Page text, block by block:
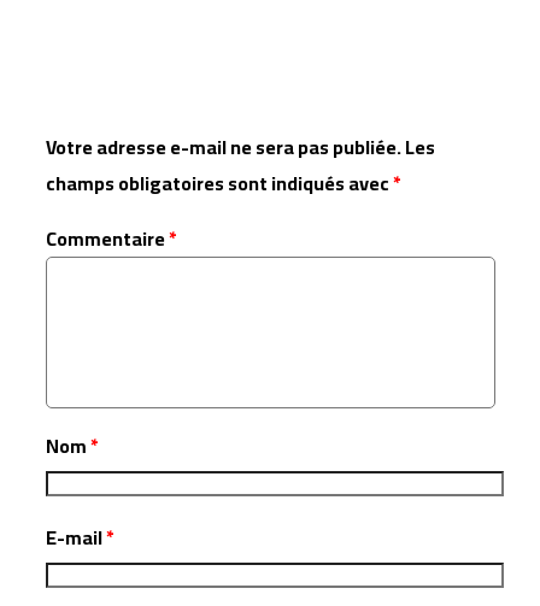
Votre adresse e-mail ne sera pas publiée.Les
champs obligatoires sont indiqués avec*
Commentaire*
Nom*
E-mail*